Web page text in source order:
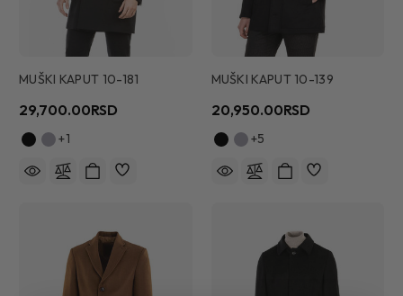
MUŠKI KAPUT 10-181
29,700.00RSD
+1
MUŠKI KAPUT 10-139
20,950.00RSD
+5